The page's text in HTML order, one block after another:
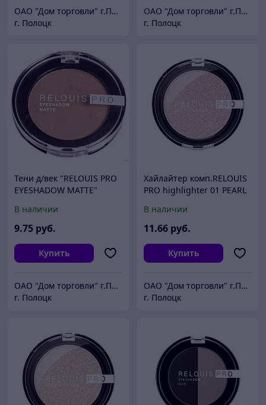
ОАО "Дом торговли" г.Полоцк
г. Полоцк
ОАО "Дом торговли" г.Полоцк
г. Полоцк
Тени д/век "RELOUIS PRO
EYESHADOW MATTE"
арт.РБ75
В наличии
9.75 руб.
Купить
ОАО "Дом торговли" г.Полоцк
г. Полоцк
Хайлайтер комп.RELOUIS
PRO highlighter 01 PEARL
В наличии
11.66 руб.
Купить
ОАО "Дом торговли" г.Полоцк
г. Полоцк